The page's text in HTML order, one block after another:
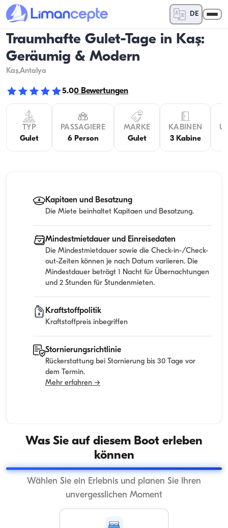
DE
Traumhafte Gulet-Tage in Kaş:
Geräumig & Modern
Kaş,Antalya
5.00 Bewertungen
TYP
Gulet
PASSAGIERE
6 Person
MARKE
Gulet
KABINEN
3 Kabine
Kapitaen und Besatzung
Die Miete beinhaltet Kapitaen und Besatzung.
Mindestmietdauer und Einreisedaten
Die Mindestmietdauer sowie die Check-in-/Check-
out-Zeiten können je nach Datum variieren. Die
Mindestdauer beträgt 1 Nacht für Übernachtungen
und 2 Stunden für Stundenmieten.
Kraftstoffpolitik
Kraftstoffpreis inbegriffen
Stornierungsrichtlinie
Rückerstattung bei Stornierung bis 30 Tage vor
dem Termin.
Mehr erfahren →
Was Sie auf diesem Boot erleben
können
Wählen Sie ein Erlebnis und planen Sie Ihren
unvergesslichen Moment